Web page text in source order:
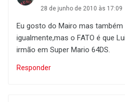
28 de junho de 2010 às 17:09
Eu gosto do Mairo mas
igualmente,mas o FATO é que
irmão em Super Mario 64DS.
Responder